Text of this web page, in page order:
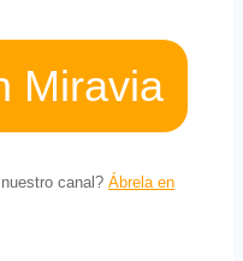
Miravia
canal? Ábrela en